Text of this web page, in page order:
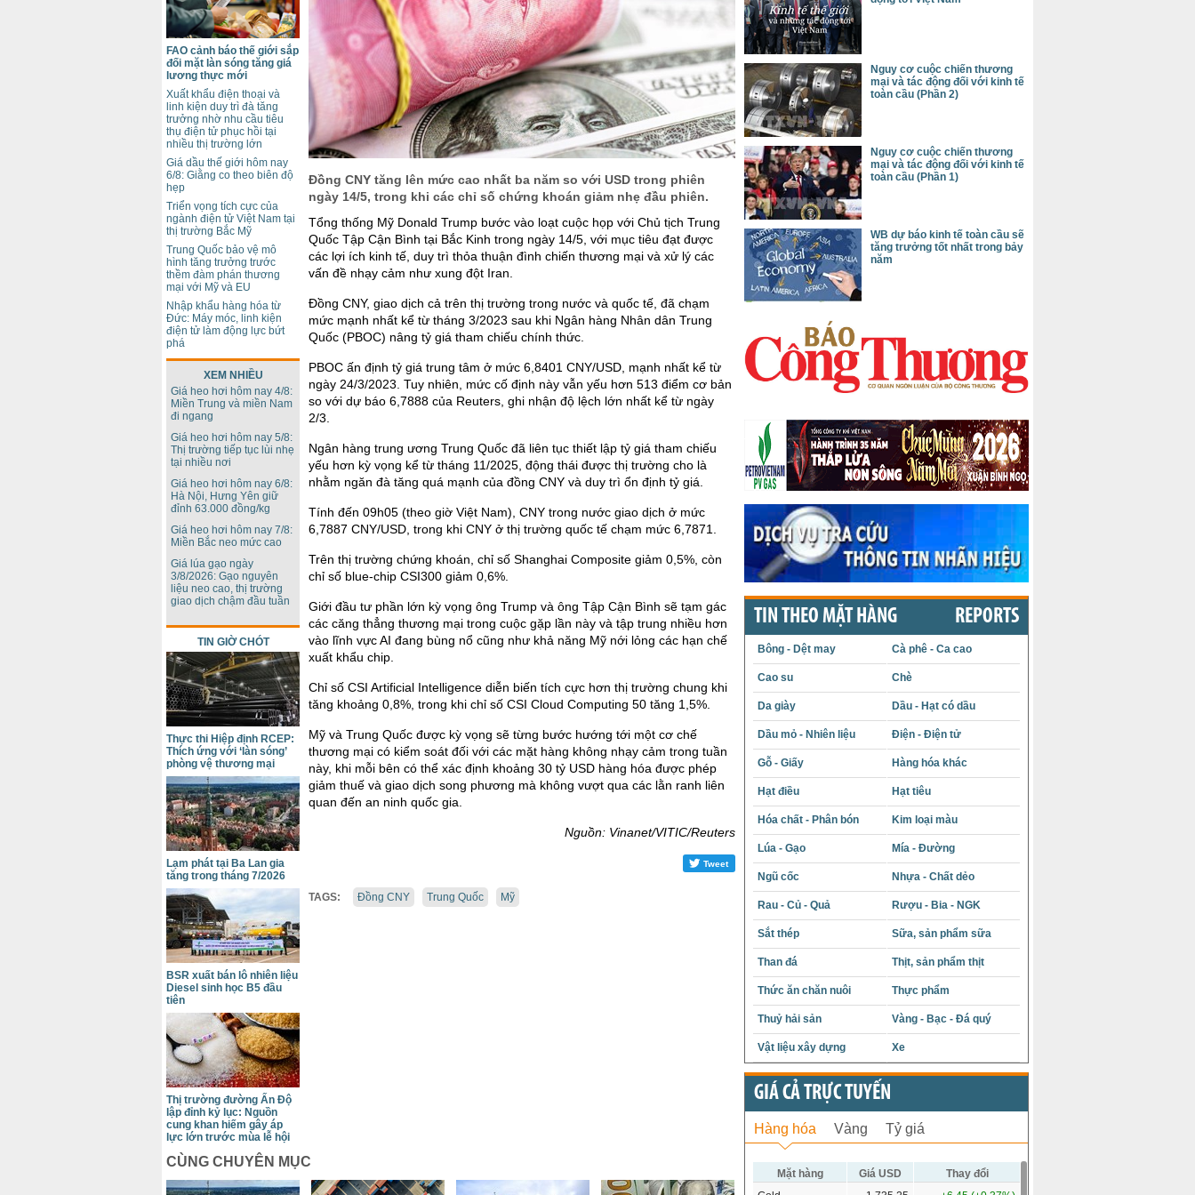
Đồng CNY tăng lên mức cao nhất ba năm so với USD trong phiên
ngày 14/5, trong khi các chỉ số chứng khoán giảm nhẹ đầu phiên.
Tổng thống Mỹ Donald Trump bước vào loạt cuộc họp với Chủ tịch Trung
Quốc Tập Cận Bình tại Bắc Kinh trong ngày 14/5, với mục tiêu đạt được
các lợi ích kinh tế, duy trì thỏa thuận đình chiến thương mại và xử lý các
vấn đề nhạy cảm như xung đột Iran.
Đồng CNY, giao dịch cả trên thị trường trong nước và quốc tế, đã chạm
mức mạnh nhất kể từ tháng 3/2023 sau khi Ngân hàng Nhân dân Trung
Quốc (PBOC) nâng tỷ giá tham chiếu chính thức.
PBOC ấn định tỷ giá trung tâm ở mức 6,8401 CNY/USD, mạnh nhất kể từ
ngày 24/3/2023. Tuy nhiên, mức cố định này vẫn yếu hơn 513 điểm cơ bản
so với dự báo 6,7888 của Reuters, ghi nhận độ lệch lớn nhất kể từ ngày
2/3.
Ngân hàng trung ương Trung Quốc đã liên tục thiết lập tỷ giá tham chiếu
yếu hơn kỳ vọng kể từ tháng 11/2025, động thái được thị trường cho là
nhằm ngăn đà tăng quá mạnh của đồng CNY và duy trì ổn định tỷ giá.
Tính đến 09h05 (theo giờ Việt Nam), CNY trong nước giao dịch ở mức
6,7887 CNY/USD, trong khi CNY ở thị trường quốc tế chạm mức 6,7871.
Trên thị trường chứng khoán, chỉ số Shanghai Composite giảm 0,5%, còn
chỉ số blue-chip CSI300 giảm 0,6%.
Giới đầu tư phần lớn kỳ vọng ông Trump và ông Tập Cận Bình sẽ tạm gác
các căng thẳng thương mại trong cuộc gặp lần này và tập trung nhiều hơn
vào lĩnh vực AI đang bùng nổ cũng như khả năng Mỹ nới lỏng các hạn chế
xuất khẩu chip.
Chỉ số CSI Artificial Intelligence diễn biến tích cực hơn thị trường chung khi
tăng khoảng 0,8%, trong khi chỉ số CSI Cloud Computing 50 tăng 1,5%.
Mỹ và Trung Quốc được kỳ vọng sẽ từng bước hướng tới một cơ chế
thương mại có kiểm soát đối với các mặt hàng không nhạy cảm trong tuần
này, khi mỗi bên có thể xác định khoảng 30 tỷ USD hàng hóa được phép
giảm thuế và giao dịch song phương mà không vượt qua các lằn ranh liên
quan đến an ninh quốc gia.
Nguồn: Vinanet/VITIC/Reuters
Tweet
TAGS: Đồng CNY Trung Quốc Mỹ
FAO cảnh báo thế giới sắp
đối mặt làn sóng tăng giá
lương thực mới
Xuất khẩu điện thoại và
linh kiện duy trì đà tăng
trưởng nhờ nhu cầu tiêu
thụ điện tử phục hồi tại
nhiều thị trường lớn
Giá dầu thế giới hôm nay
6/8: Giằng co theo biên độ
hẹp
Triển vọng tích cực của
ngành điện tử Việt Nam tại
thị trường Bắc Mỹ
Trung Quốc bảo vệ mô
hình tăng trưởng trước
thềm đàm phán thương
mại với Mỹ và EU
Nhập khẩu hàng hóa từ
Đức: Máy móc, linh kiện
điện tử làm động lực bứt
phá
XEM NHIỀU
Giá heo hơi hôm nay 4/8:
Miền Trung và miền Nam
đi ngang
Giá heo hơi hôm nay 5/8:
Thị trường tiếp tục lùi nhẹ
tại nhiều nơi
Giá heo hơi hôm nay 6/8:
Hà Nội, Hưng Yên giữ
đỉnh 63.000 đồng/kg
Giá heo hơi hôm nay 7/8:
Miền Bắc neo mức cao
Giá lúa gạo ngày
3/8/2026: Gạo nguyên
liệu neo cao, thị trường
giao dịch chậm đầu tuần
TIN GIỜ CHÓT
Thực thi Hiệp định RCEP:
Thích ứng với ‘làn sóng’
phòng vệ thương mại
Lạm phát tại Ba Lan gia
tăng trong tháng 7/2026
BSR xuất bán lô nhiên liệu
Diesel sinh học B5 đầu
tiên
Thị trường đường Ấn Độ
lập đỉnh kỷ lục: Nguồn
cung khan hiếm gây áp
lực lớn trước mùa lễ hội
CÙNG CHUYÊN MỤC
Nguy cơ cuộc chiến thương
mại và tác động đối với kinh tế
toàn cầu (Phần 2)
Nguy cơ cuộc chiến thương
mại và tác động đối với kinh tế
toàn cầu (Phần 1)
WB dự báo kinh tế toàn cầu sẽ
tăng trưởng tốt nhất trong bảy
năm
TIN THEO MẶT HÀNG REPORTS
Bông - Dệt may Cà phê - Ca cao
Cao su Chè
Da giày Dầu - Hạt có dầu
Dầu mỏ - Nhiên liệu Điện - Điện tử
Gỗ - Giấy Hàng hóa khác
Hạt điều Hạt tiêu
Hóa chất - Phân bón Kim loại màu
Lúa - Gạo Mía - Đường
Ngũ cốc Nhựa - Chất dẻo
Rau - Củ - Quả Rượu - Bia - NGK
Sắt thép Sữa, sản phẩm sữa
Than đá Thịt, sản phẩm thịt
Thức ăn chăn nuôi Thực phẩm
Thuỷ hải sản Vàng - Bạc - Đá quý
Vật liệu xây dựng Xe
GIÁ CẢ TRỰC TUYẾN
Hàng hóa Vàng Tỷ giá
Mặt hàng Giá USD
Thay đổi